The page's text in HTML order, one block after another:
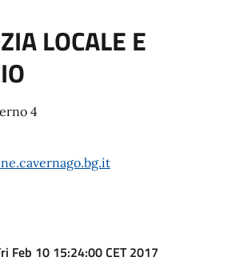
LOCALE E
4
Feb 10 15:24:00 CET 2017